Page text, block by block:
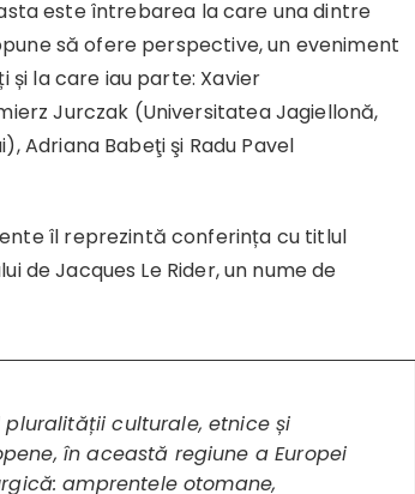
este întrebarea la care una dintre
să ofere perspective, un eveniment
la care iau parte: Xavier
Jurczak (Universitatea Jagiellonă,
Adriana Babeţi şi Radu Pavel
îl reprezintă conferința cu titlul
de Jacques Le Rider, un nume de
culturale, etnice și
în această regiune a Europei
amprentele otomane,